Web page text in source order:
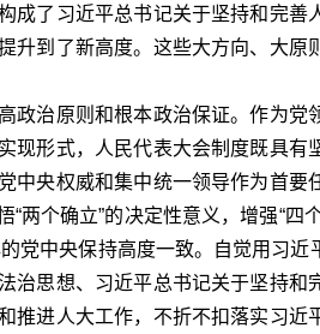
成了习近平总书记关于坚持和完善
升到了新高度。这些大方向、大原
治原则和根本政治保证。作为党
现形式，人民代表大会制度既具有
中央权威和集中统一领导作为首要
个确立”的决定性意义，增强“四
党中央保持高度一致。自觉用习
治思想、习近平总书记关于坚持和
推进人大工作，不折不扣落实习近